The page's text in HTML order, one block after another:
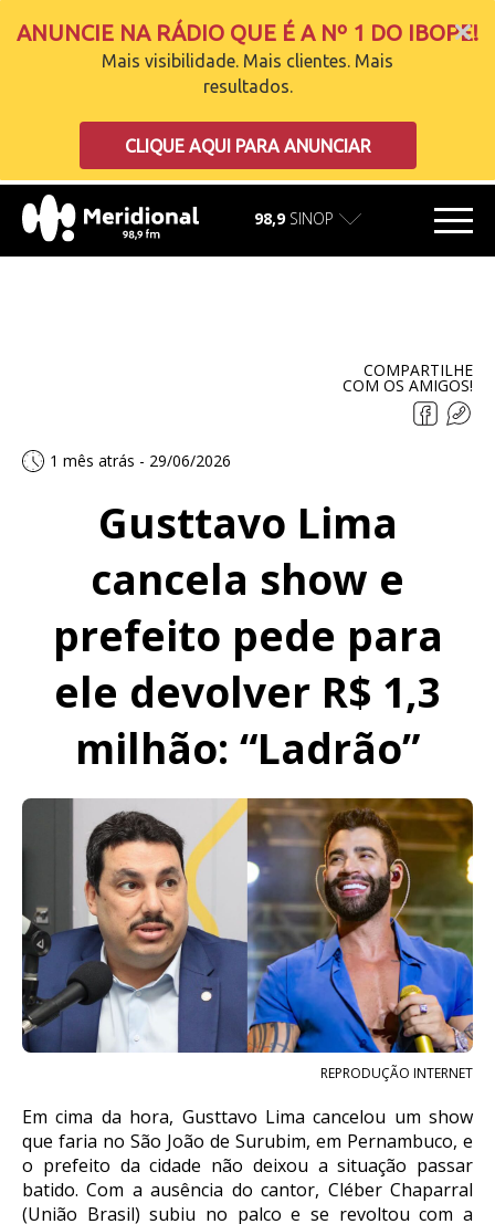
ANUNCIE NA RÁDIO QUE É A Nº 1 DO IBOPE!
Mais visibilidade. Mais clientes. Mais
resultados.
CLIQUE AQUI PARA ANUNCIAR
98,9 SINOP
COMPARTILHE
COM OS AMIGOS!
1 mês atrás - 29/06/2026
Gusttavo Lima
cancela show e
prefeito pede para
ele devolver R$ 1,3
milhão: “Ladrão”
REPRODUÇÃO INTERNET
Em cima da hora, Gusttavo Lima cancelou um show
que faria no São João de Surubim, em Pernambuco, e
o prefeito da cidade não deixou a situação passar
batido. Com a ausência do cantor, Cléber Chaparral
(União Brasil) subiu no palco e se revoltou com a